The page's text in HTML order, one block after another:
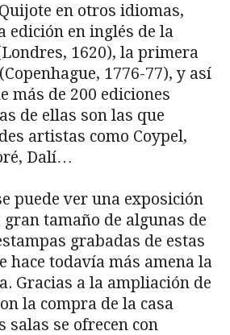
en otros idiomas,
edición en inglés de la
1620), la primera
1776-77), y así
más de 200 ediciones
de ellas son las que
artistas como Coypel,
Dalí…
puede ver una exposición
tamaño de algunas de
grabadas de estas
hace todavía más amena la
Gracias a la ampliación de
la compra de la casa
salas se ofrecen con